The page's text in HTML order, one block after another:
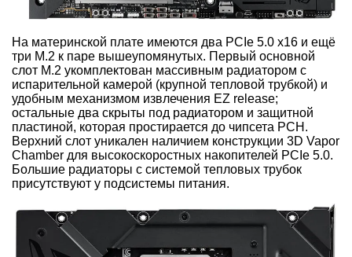
На материнской плате имеются два PCIe 5.0 x16 и ещё
три M.2 к паре вышеупомянутых. Первый основной
слот M.2 укомплектован массивным радиатором с
испарительной камерой (крупной тепловой трубкой) и
удобным механизмом извлечения EZ release;
остальные два скрыты под радиатором и защитной
пластиной, которая простирается до чипсета PCH.
Верхний слот уникален наличием конструкции 3D Vapor
Chamber для высокоскоростных накопителей PCIe 5.0.
Большие радиаторы с системой тепловых трубок
присутствуют у подсистемы питания.